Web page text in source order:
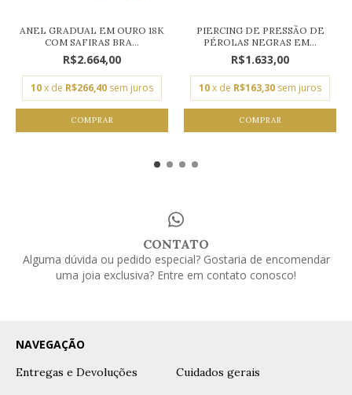
ANEL GRADUAL EM OURO 18K
COM SAFIRAS BRA...
R$2.664,00
10x de R$266,40 sem juros
COMPRAR
PIERCING DE PRESSÃO DE
PÉROLAS NEGRAS EM...
R$1.633,00
10x de R$163,30 sem juros
COMPRAR
CONTATO
Alguma dúvida ou pedido especial? Gostaria de encomendar
uma joia exclusiva? Entre em contato conosco!
NAVEGAÇÃO
Entregas e Devoluções Cuidados gerais